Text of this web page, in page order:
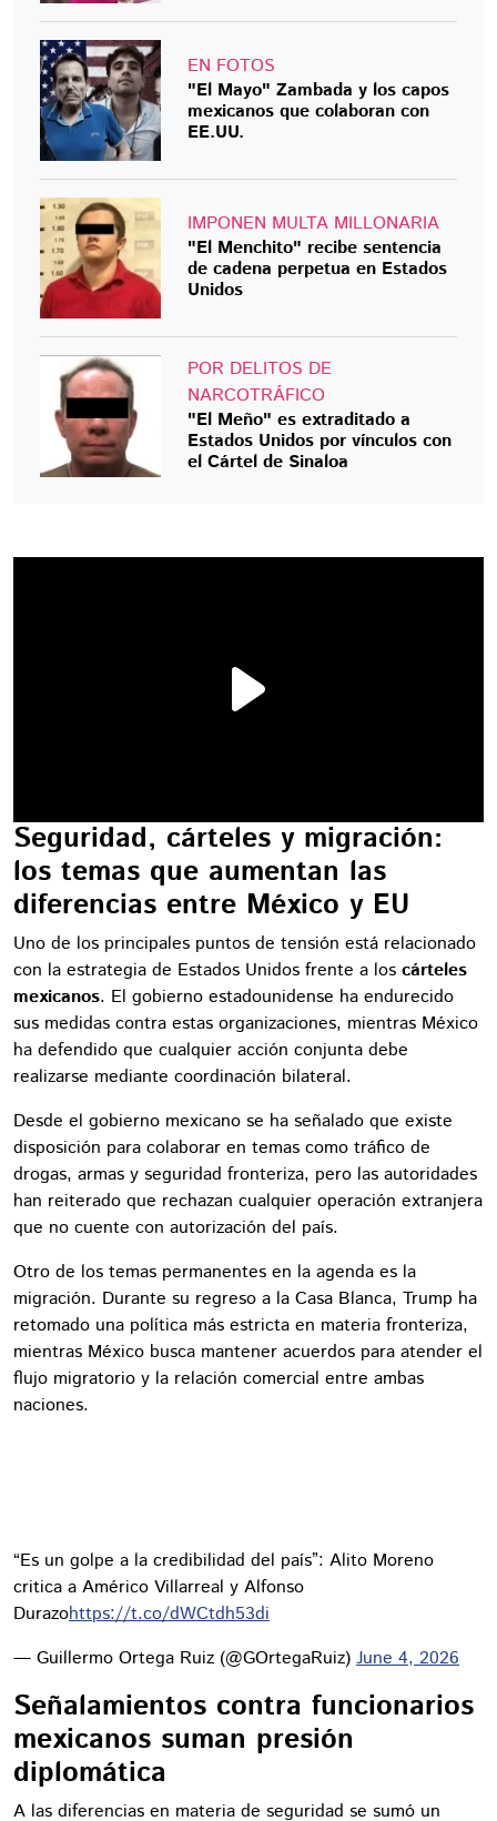
EN FOTOS
"El Mayo" Zambada y los capos
mexicanos que colaboran con
EE.UU.
IMPONEN MULTA MILLONARIA
"El Menchito" recibe sentencia
de cadena perpetua en Estados
Unidos
POR DELITOS DE
NARCOTRÁFICO
"El Meño" es extraditado a
Estados Unidos por vínculos con
el Cártel de Sinaloa
Seguridad, cárteles y migración:
los temas que aumentan las
diferencias entre México y EU
Uno de los principales puntos de tensión está relacionado
con la estrategia de Estados Unidos frente a los cárteles
mexicanos. El gobierno estadounidense ha endurecido
sus medidas contra estas organizaciones, mientras México
ha defendido que cualquier acción conjunta debe
realizarse mediante coordinación bilateral.
Desde el gobierno mexicano se ha señalado que existe
disposición para colaborar en temas como tráfico de
drogas, armas y seguridad fronteriza, pero las autoridades
han reiterado que rechazan cualquier operación extranjera
que no cuente con autorización del país.
Otro de los temas permanentes en la agenda es la
migración. Durante su regreso a la Casa Blanca, Trump ha
retomado una política más estricta en materia fronteriza,
mientras México busca mantener acuerdos para atender el
flujo migratorio y la relación comercial entre ambas
naciones.
“Es un golpe a la credibilidad del país”: Alito Moreno
critica a Américo Villarreal y Alfonso
Durazohttps://t.co/dWCtdh53di
— Guillermo Ortega Ruiz (@GOrtegaRuiz) June 4, 2026
Señalamientos contra funcionarios
mexicanos suman presión
diplomática
A las diferencias en materia de seguridad se sumó un